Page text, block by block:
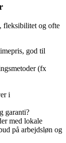
fleksibilitet og ofte
god til
(fx
i
garanti?
med lokale
på arbejdsløn og